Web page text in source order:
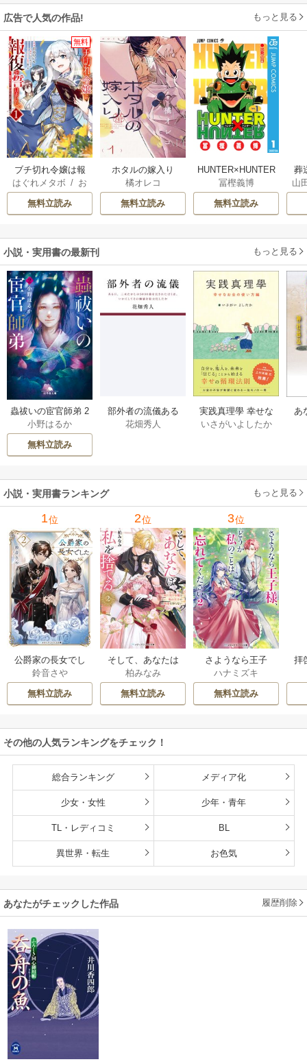
広告で人気の作品! もっと見る
無料
ブチ切れ令嬢は報
復を誓いました。
はぐれメタボ / お
おのいも /
無料立読み
ホタルの嫁入り
橘オレコ
無料立読み
HUNTER×HUNTER
モノクロ版
冨樫義博
無料立読み
葬
山
小説・実用書の最新刊 もっと見る
蟲祓いの宦官師弟 2
巻
小野はるか
無料立読み
部外者の流儀ある
日、三木たかしの5
したか 1巻
花畑秀人
実践真理學 幸せな
お金の使い方編 1巻
いさがいよしたか
あ
小説・実用書ランキング もっと見る
1位
公爵家の長女でし
た
鈴音さや
無料立読み
2位
そして、あなたは
私を捨てる
柏みなみ
無料立読み
3位
さようなら王子
様、どうか私のこ
とは忘れてくださ
い
ハナミズキ
無料立読み
拝
その他の人気ランキングをチェック！
総合ランキング メディア化
少女・女性 少年・青年
TL・レディコミ BL
異世界・転生 お色気
あなたがチェックした作品 履歴削除